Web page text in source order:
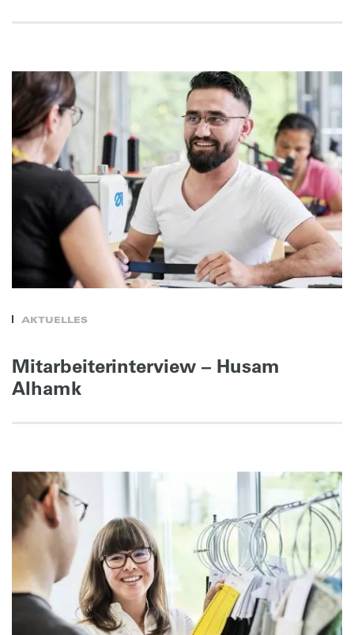
AKTUELLES
Mitarbeiterinterview – Husam
Alhamk